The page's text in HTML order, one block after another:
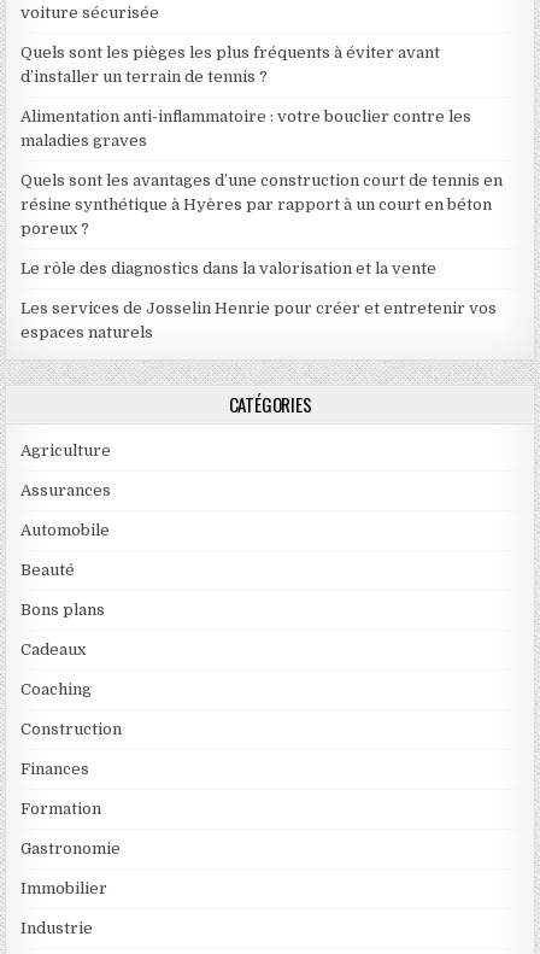
voiture sécurisée
Quels sont les pièges les plus fréquents à éviter avant
d’installer un terrain de tennis ?
Alimentation anti-inflammatoire : votre bouclier contre les
maladies graves
Quels sont les avantages d’une construction court de tennis en
résine synthétique à Hyères par rapport à un court en béton
poreux ?
Le rôle des diagnostics dans la valorisation et la vente
Les services de Josselin Henrie pour créer et entretenir vos
espaces naturels
CATÉGORIES
Agriculture
Assurances
Automobile
Beauté
Bons plans
Cadeaux
Coaching
Construction
Finances
Formation
Gastronomie
Immobilier
Industrie